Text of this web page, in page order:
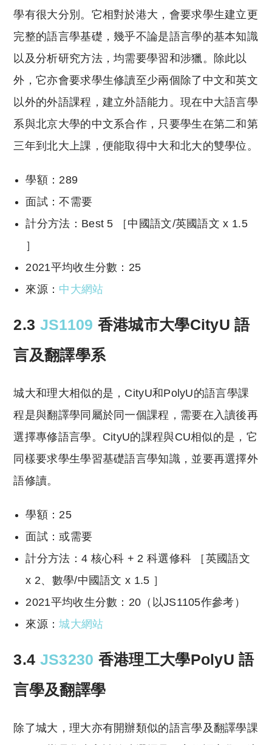
學有很大分別。它相對於港大，會要求學生建立更
完整的語言學基礎，幾乎不論是語言學的基本知識
以及分析研究方法，均需要學習和涉獵。除此以
外，它亦會要求學生修讀至少兩個除了中文和英文
以外的外語課程，建立外語能力。現在中大語言學
系與北京大學的中文系合作，只要學生在第二和第
三年到北大上課，便能取得中大和北大的雙學位。
學額：289
面試：不需要
計分方法：Best 5 ［中國語文/英國語文 x 1.5
］
2021平均收生分數：25
來源： 中大網站
2.3 JS1109 香港城市大學CityU 語
言及翻譯學系
城大和理大相似的是，CityU和PolyU的語言學課
程是與翻譯學同屬於同一個課程，需要在入讀後再
選擇專修語言學。CityU的課程與CU相似的是，它
同樣要求學生學習基礎語言學知識，並要再選擇外
語修讀。
學額：25
面試：或需要
計分方法：4 核心科 + 2 科選修科 ［英國語文
x 2、數學/中國語文 x 1.5 ］
2021平均收生分數：20（以JS1105作參考）
來源：城大網站
3.4 JS3230 香港理工大學PolyU語
言學及翻譯學
除了城大，理大亦有開辦類似的語言學及翻譯學課